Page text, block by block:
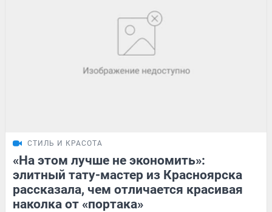
СТИЛЬ И КРАСОТА
«На этом лучше не экономить»:
элитный тату-мастер из Красноярска
рассказала, чем отличается красивая
наколка от «портака»